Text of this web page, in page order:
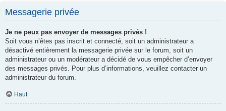
Messagerie privée
Je ne peux pas envoyer de messages privés !
Soit vous n’êtes pas inscrit et connecté, soit un administrateur a
désactivé entièrement la messagerie privée sur le forum, soit un
administrateur ou un modérateur a décidé de vous empêcher d’envoyer
des messages privés. Pour plus d’informations, veuillez contacter un
administrateur du forum.
Haut